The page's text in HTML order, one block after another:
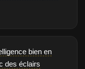
bien en
des éclairs